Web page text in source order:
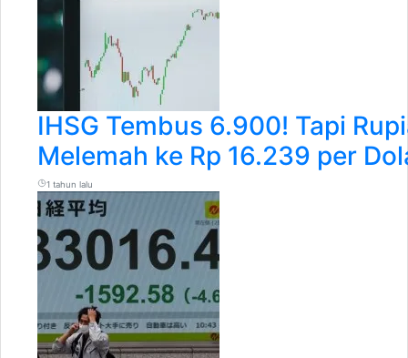
IHSG Tembus 6.900! Tapi
Melemah ke Rp 16.239 per
1 tahun lalu